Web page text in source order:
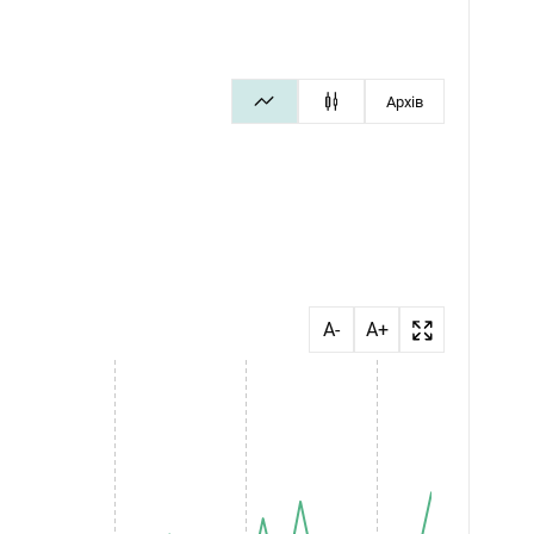
Архів
A- A+